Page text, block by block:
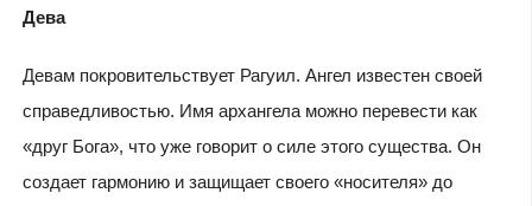
Дева
Девам покровительствует Рагуил. Ангел известен своей
справедливостью. Имя архангела можно перевести как
«друг Бога», что уже говорит о силе этого существа. Он
создает гармонию и защищает своего «носителя» до